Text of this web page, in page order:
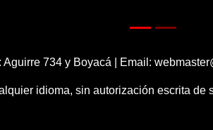
734 y Boyacá | Email:
idioma, sin autorización escrita de